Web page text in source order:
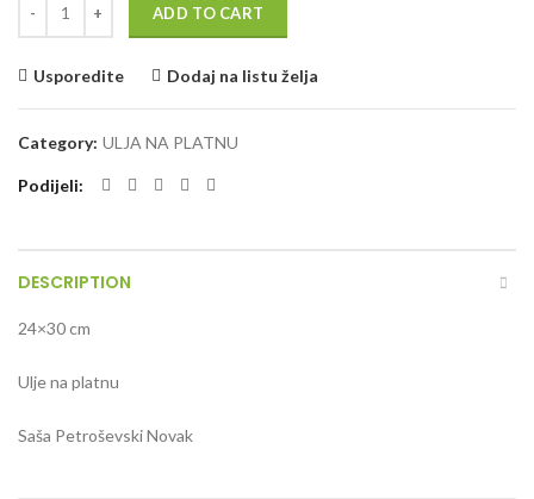
ADD TO CART
Usporedite Dodaj na listu želja
Category: ULJA NA PLATNU
Podijeli
DESCRIPTION
24×30 cm
Ulje na platnu
Saša Petroševski Novak